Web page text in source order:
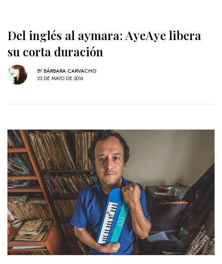
Del inglés al aymara: AyeAye libera
su corta duración
BY BÁRBARA CARVACHO
23 DE MAYO DE 2016